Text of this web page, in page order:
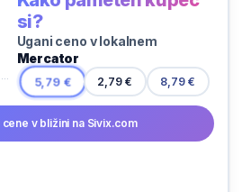
si?
Ugani ceno v lokalnem
Mercator
5,79 € 2,79 € 8,79 €
v bližini na Sivix.com